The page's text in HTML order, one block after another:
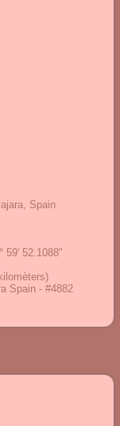
Spain
59' 52.1088"
Spain - #4882